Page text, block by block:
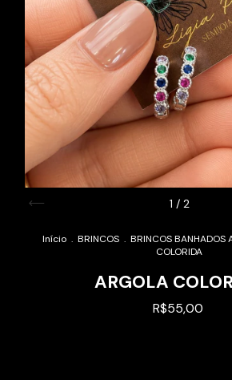
1 / 2
Início . BRINCOS . BRINCOS BANHADOS
COLORIDA
ARGOLA
R$55,00